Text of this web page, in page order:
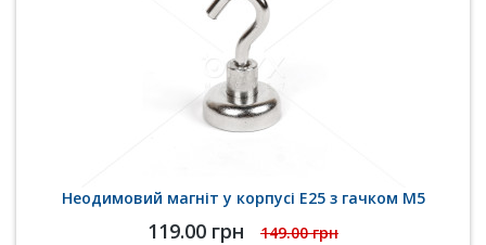
Неодимовий магніт у корпусі E25 з гачком М5
119.00 грн 149.00 грн